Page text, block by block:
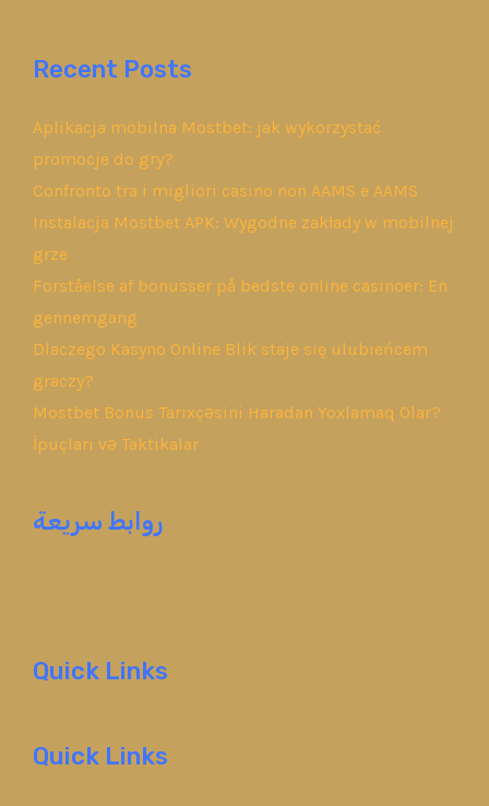
Recent Posts
Aplikacja mobilna Mostbet: jak wykorzystać
promocje do gry?
Confronto tra i migliori casino non AAMS e AAMS
Instalacja Mostbet APK: Wygodne zakłady w mobilnej
grze
Forståelse af bonusser på bedste online casinoer: En
gennemgang
Dlaczego Kasyno Online Blik staje się ulubieńcem
graczy?
Mostbet Bonus Tarixçəsini Haradan Yoxlamaq Olar?
İpuçları və Taktikalar
روابط سريعة
Quick Links
Quick Links